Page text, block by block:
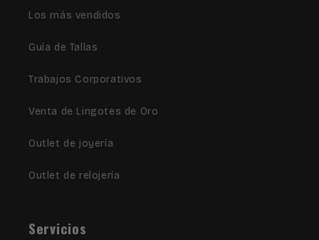
Los más vendidos
Guía de Tallas
Trabajos Corporativos
Venta de Lingotes de Oro
Outlet de joyería
Outlet de relojería
Servicios